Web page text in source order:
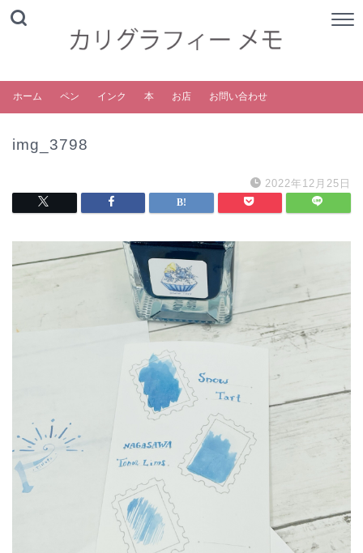
ホーム ペン インク 本 お店 お問い合わせ
img_3798
2022年12月25日